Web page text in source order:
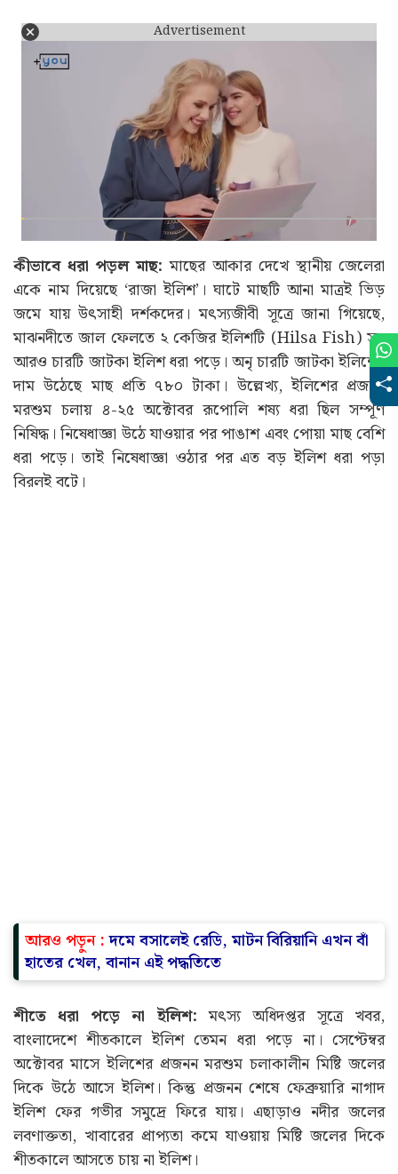
Advertisement
কীভাবে ধরা পড়ল মাছ: মাছের আকার দেখে স্থানীয় জেলেরা
একে নাম দিয়েছে ‘রাজা ইলিশ’। ঘাটে মাছটি আনা মাত্রই ভিড়
জমে যায় উৎসাহী দর্শকদের। মৎস্যজীবী সূত্রে জানা গিয়েছে,
মাঝনদীতে জাল ফেলতে ২ কেজির ইলিশটি (Hilsa Fish) সহ
আরও চারটি জাটকা ইলিশ ধরা পড়ে। অনৃ চারটি জাটকা ইলিশের
দাম উঠেছে মাছ প্রতি ৭৮০ টাকা। উল্লেখ্য, ইলিশের প্রজনন
মরশুম চলায় ৪-২৫ অক্টোবর রূপোলি শষ্য ধরা ছিল সম্পূর্ণ
নিষিদ্ধ। নিষেধাজ্ঞা উঠে যাওয়ার পর পাঙাশ এবং পোয়া মাছ বেশি
ধরা পড়ে। তাই নিষেধাজ্ঞা ওঠার পর এত বড় ইলিশ ধরা পড়া
বিরলই বটে।
আরও পড়ুন :দমে বসালেই রেডি, মাটন বিরিয়ানি এখন বাঁ
হাতের খেল, বানান এই পদ্ধতিতে
শীতে ধরা পড়ে না ইলিশ: মৎস্য অধিদপ্তর সূত্রে খবর,
বাংলাদেশে শীতকালে ইলিশ তেমন ধরা পড়ে না। সেপ্টেম্বর
অক্টোবর মাসে ইলিশের প্রজনন মরশুম চলাকালীন মিষ্টি জলের
দিকে উঠে আসে ইলিশ। কিন্তু প্রজনন শেষে ফেব্রুয়ারি নাগাদ
ইলিশ ফের গভীর সমুদ্রে ফিরে যায়। এছাড়াও নদীর জলের
লবণাক্ততা, খাবারের প্রাপ্যতা কমে যাওয়ায় মিষ্টি জলের দিকে
শীতকালে আসতে চায় না ইলিশ।